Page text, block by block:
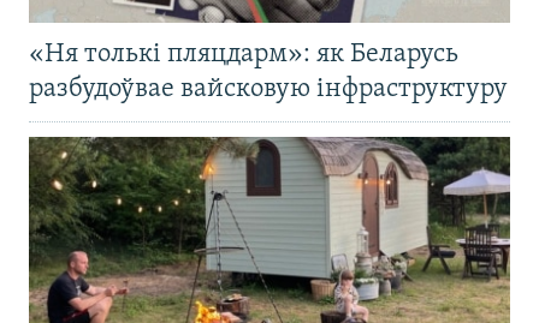
«Ня толькі пляцдарм»: як Беларусь
разбудоўвае вайсковую інфраструктуру